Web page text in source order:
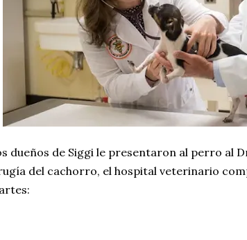
dueños de Siggi le presentaron al perro al
del cachorro, el hospital veterinario